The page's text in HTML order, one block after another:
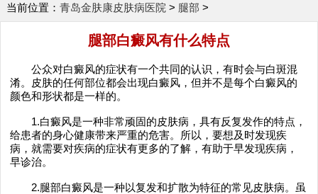
当前位置： 青岛金肤康皮肤病医院 > 腿部 >
腿部白癜风有什么特点
公众对白癜风的症状有一个共同的认识，有时会与白斑混
淆。皮肤的任何部位都会出现白癜风，但并不是每个白癜风的
颜色和形状都是一样的。
1.白癜风是一种非常顽固的皮肤病，具有反复发作的特点，
给患者的身心健康带来严重的危害。所以，要想及时发现疾
病，就需要对疾病的症状有更多的了解，有助于早发现疾病，
早诊治。
2.腿部白癜风是一种以复发和扩散为特征的常见皮肤病。虽